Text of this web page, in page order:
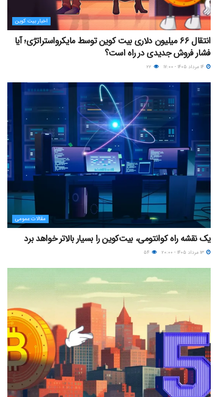
اخبار بیت کوین
انتقال ۶۶ میلیون دلاری بیت کوین توسط مایکرواستراتژی؛ آیا
فشار فروش جدیدی در راه است؟
مقالات عمومی
یک نقشه راه کوانتومی، بیت‌کوین را بسیار بالاتر خواهد برد